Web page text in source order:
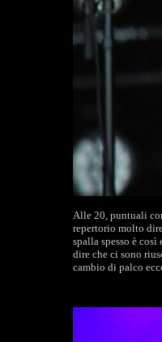
Alle 20, puntuali
repertorio molto
spalla spesso è
dire che ci sono
cambio di palco